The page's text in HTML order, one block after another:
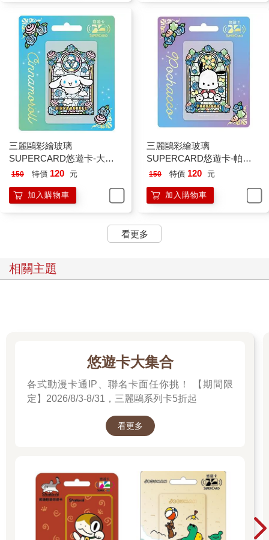
三麗鷗彩繪玻璃
SUPERCARD悠遊卡-大耳
狗【受託代銷】
150 特價 120 元
加入購物車
三麗鷗彩繪玻璃
SUPERCARD悠遊卡-帕恰
狗【受託代銷】
150 特價 120 元
加入購物車
看更多
相關主題
悠遊卡大集合
各式動漫卡通IP、聯名卡面任你挑！ 【期間限
定】2026/8/3-8/31，三麗鷗系列卡5折起
看更多